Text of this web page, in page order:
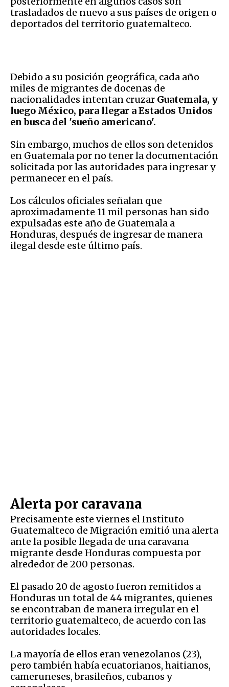
trasladados de nuevo a sus países de origen o
deportados del territorio guatemalteco.
Debido a su posición geográfica, cada año
miles de migrantes de docenas de
nacionalidades intentan cruzar Guatemala, y
luego México, para llegar a Estados Unidos
en busca del 'sueño americano'.
Sin embargo, muchos de ellos son detenidos
en Guatemala por no tener la documentación
solicitada por las autoridades para ingresar y
permanecer en el país.
Los cálculos oficiales señalan que
aproximadamente 11 mil personas han sido
expulsadas este año de Guatemala a
Honduras, después de ingresar de manera
ilegal desde este último país.
Alerta por caravana
Precisamente este viernes el Instituto
Guatemalteco de Migración emitió una alerta
ante la posible llegada de una caravana
migrante desde Honduras compuesta por
alrededor de 200 personas.
El pasado 20 de agosto fueron remitidos a
Honduras un total de 44 migrantes, quienes
se encontraban de manera irregular en el
territorio guatemalteco, de acuerdo con las
autoridades locales.
La mayoría de ellos eran venezolanos (23),
pero también había ecuatorianos, haitianos,
cameruneses, brasileños, cubanos y